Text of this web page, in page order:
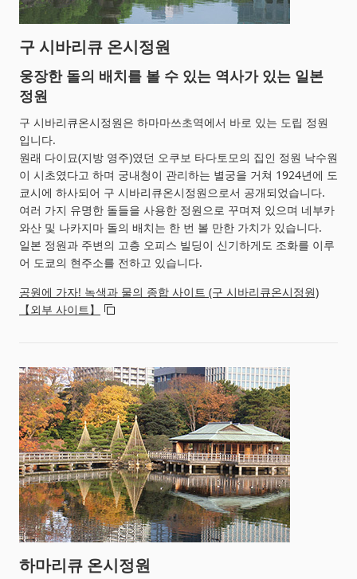
구 시바리큐 온시정원
웅장한 돌의 배치를 볼 수 있는 역사가 있는 일본
정원
구 시바리큐온시정원은 하마마쓰초역에서 바로 있는 도립 정원
입니다.
원래 다이묘(지방 영주)였던 오쿠보 타다토모의 집인 정원 낙수원
이 시초였다고 하며 궁내청이 관리하는 별궁을 거쳐 1924년에 도
쿄시에 하사되어 구 시바리큐온시정원으로서 공개되었습니다.
여러 가지 유명한 돌들을 사용한 정원으로 꾸며져 있으며 네부카
와산 및 나카지마 돌의 배치는 한 번 볼 만한 가치가 있습니다.
일본 정원과 주변의 고층 오피스 빌딩이 신기하게도 조화를 이루
어 도쿄의 현주소를 전하고 있습니다.
공원에 가자! 녹색과 물의 종합 사이트 (구 시바리큐온시정원)
【외부 사이트】
하마리큐 온시정원